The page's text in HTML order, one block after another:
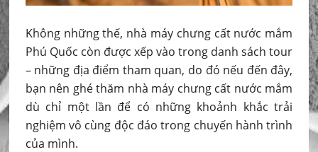
Không những thế, nhà máy chưng cất nước mắm
Phú Quốc còn được xếp vào trong danh sách tour
– những địa điểm tham quan, do đó nếu đến đây,
bạn nên ghé thăm nhà máy chưng cất nước mắm
dù chỉ một lần để có những khoảnh khắc trải
nghiệm vô cùng độc đáo trong chuyến hành trình
của mình.